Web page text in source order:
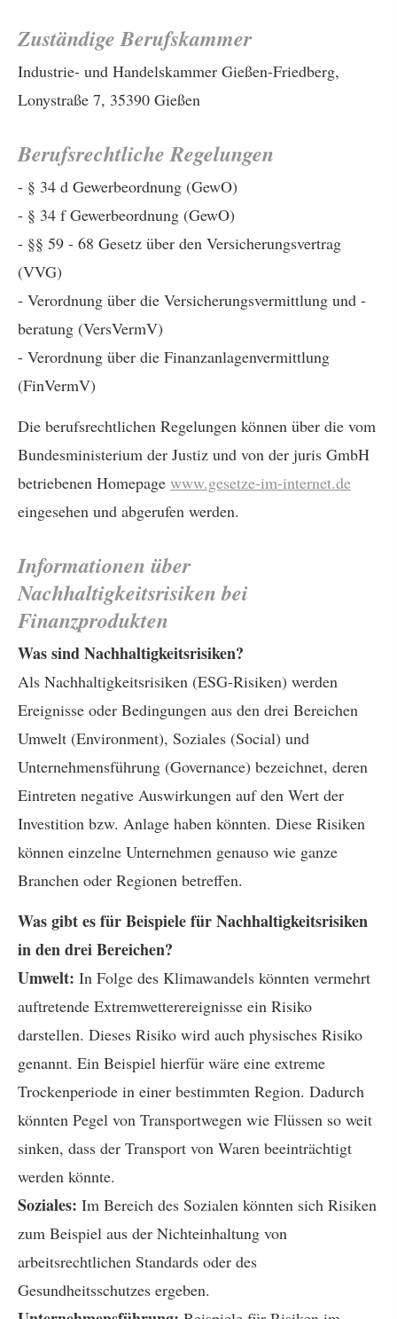
Zuständige Berufskammer
Industrie- und Handelskammer Gießen-Friedberg,
Lonystraße 7, 35390 Gießen
Berufsrechtliche Regelungen
- § 34 d Gewerbeordnung (GewO)
- § 34 f Gewerbeordnung (GewO)
- §§ 59 - 68 Gesetz über den Versicherungsvertrag
(VVG)
- Verordnung über die Versicherungsvermittlung und -
beratung (VersVermV)
- Verordnung über die Finanzanlagenvermittlung
(FinVermV)
Die berufsrechtlichen Regelungen können über die vom
Bundesministerium der Justiz und von der juris GmbH
betriebenen Homepage www.gesetze-im-internet.de
eingesehen und abgerufen werden.
Informationen über
Nachhaltigkeitsrisiken bei
Finanzprodukten
Was sind Nachhaltigkeitsrisiken?
Als Nachhaltigkeitsrisiken (ESG-Risiken) werden
Ereignisse oder Bedingungen aus den drei Bereichen
Umwelt (Environment), Soziales (Social) und
Unternehmensführung (Governance) bezeichnet, deren
Eintreten negative Auswirkungen auf den Wert der
Investition bzw. Anlage haben könnten. Diese Risiken
können einzelne Unternehmen genauso wie ganze
Branchen oder Regionen betreffen.
Was gibt es für Beispiele für Nachhaltigkeitsrisiken
in den drei Bereichen?
Umwelt: In Folge des Klimawandels könnten vermehrt
auftretende Extremwetterereignisse ein Risiko
darstellen. Dieses Risiko wird auch physisches Risiko
genannt. Ein Beispiel hierfür wäre eine extreme
Trockenperiode in einer bestimmten Region. Dadurch
könnten Pegel von Transportwegen wie Flüssen so weit
sinken, dass der Transport von Waren beeinträchtigt
werden könnte.
Soziales: Im Bereich des Sozialen könnten sich Risiken
zum Beispiel aus der Nichteinhaltung von
arbeitsrechtlichen Standards oder des
Gesundheitsschutzes ergeben.